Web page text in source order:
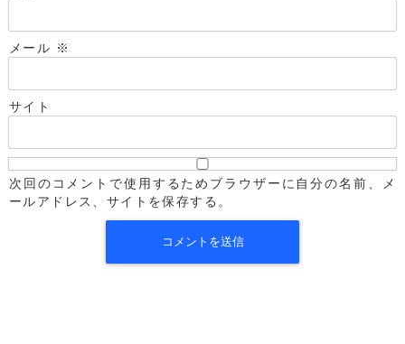
メール ※
サイト
次回のコメントで使用するためブラウザーに自分の名前、メ
ールアドレス、サイトを保存する。